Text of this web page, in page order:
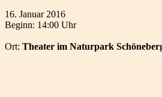
16. Januar 2016
Beginn: 14:00 Uhr
Ort: Theater im Naturpark